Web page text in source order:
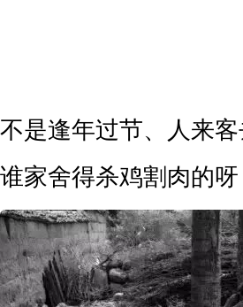
不是逢年过节、人来客
谁家舍得杀鸡割肉的呀